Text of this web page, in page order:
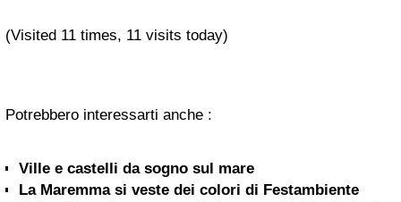
(Visited 11 times, 11 visits today)
Potrebbero interessarti anche :
Ville e castelli da sogno sul mare
La Maremma si veste dei colori di Festambiente